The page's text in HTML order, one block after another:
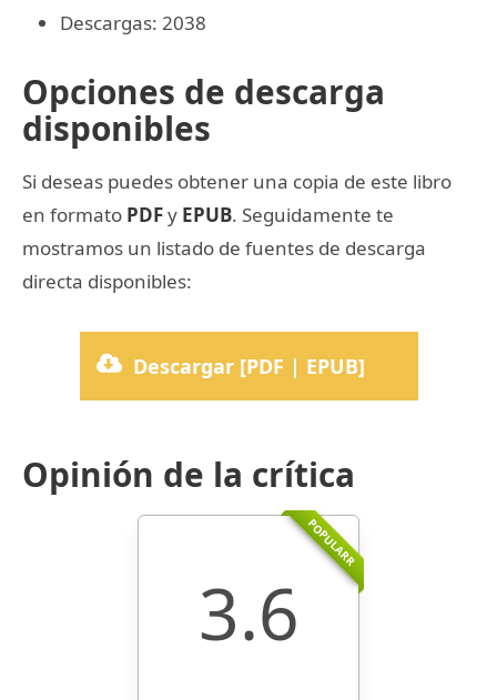
Descargas: 2038
Opciones de descarga
disponibles
Si deseas puedes obtener una copia de este libro
en formato PDFy EPUB. Seguidamente te
mostramos un listado de fuentes de descarga
directa disponibles:
Descargar [PDF | EPUB]
Opinión de la crítica
POPULARR
3.6